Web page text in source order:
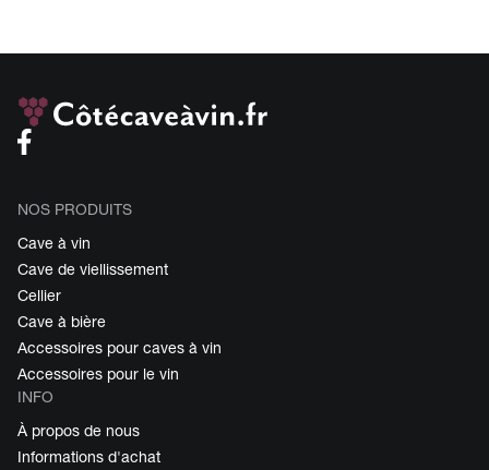
NOS PRODUITS
Cave à vin
Cave de viellissement
Cellier
Cave à bière
Accessoires pour caves à vin
Accessoires pour le vin
INFO
À propos de nous
Informations d'achat